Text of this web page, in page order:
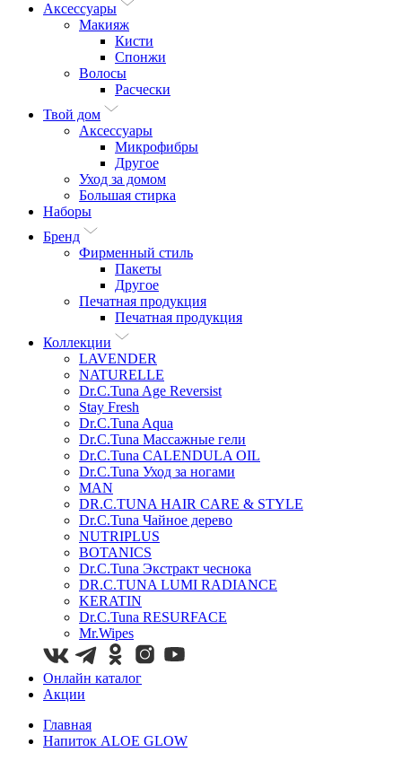
Аксессуары
Макияж
Кисти
Спонжи
Волосы
Расчески
Твой дом
Аксессуары
Микрофибры
Другое
Уход за домом
Большая стирка
Наборы
Бренд
Фирменный стиль
Пакеты
Другое
Печатная продукция
Печатная продукция
Коллекции
LAVENDER
NATURELLE
Dr.C.Tuna Age Reversist
Stay Fresh
Dr.C.Tuna Aqua
Dr.C.Tuna Массажные гели
Dr.C.Tuna CALENDULA OIL
Dr.C.Tuna Уход за ногами
MAN
DR.C.TUNA HAIR CARE & STYLE
Dr.C.Tuna Чайное дерево
NUTRIPLUS
BOTANICS
Dr.C.Tuna Экстракт чеснока
DR.C.TUNA LUMI RADIANCE
KERATIN
Dr.C.Tuna RESURFACE
Mr.Wipes
Онлайн каталог
Акции
Главная
Напиток ALOE GLOW